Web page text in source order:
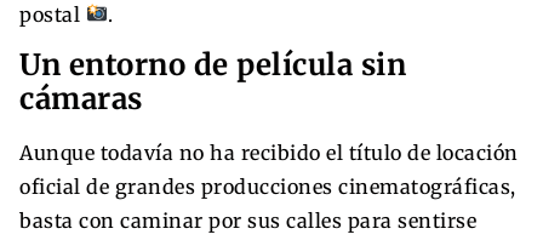
postal
.
Un entorno de película sin
cámaras
Aunque todavía no ha recibido el título de locación
oficial de grandes producciones cinematográficas,
basta con caminar por sus calles para sentirse